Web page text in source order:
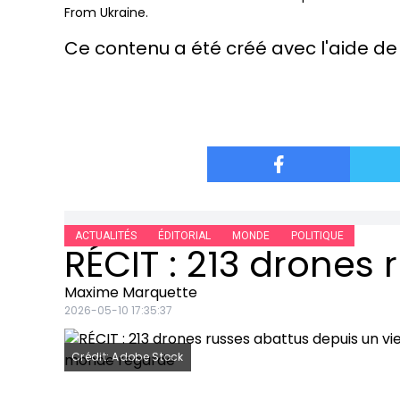
From Ukraine.
Ce contenu a été créé avec l'aide de
ACTUALITÉS ÉDITORIAL MONDE POLITIQUE
Maxime Marquette
2026-05-10 17:35:37
Crédit: Adobe Stock